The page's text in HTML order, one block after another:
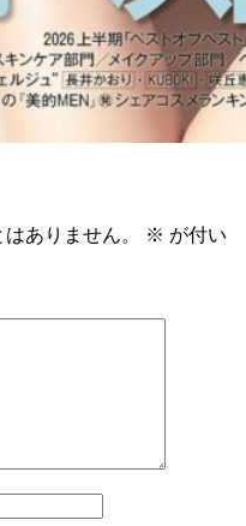
ありません。 ※ が付い